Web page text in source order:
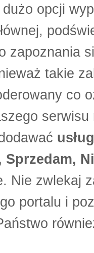
opcji
zapoznania
takie
co
Sprzedam,
Nie zwlekaj
portalu i